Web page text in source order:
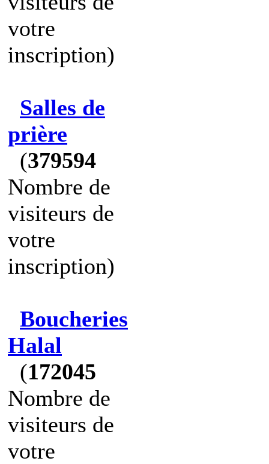
votre
inscription)
Salles de
prière
(379594
Nombre de
visiteurs de
votre
inscription)
Boucheries
Halal
(172045
Nombre de
visiteurs de
votre